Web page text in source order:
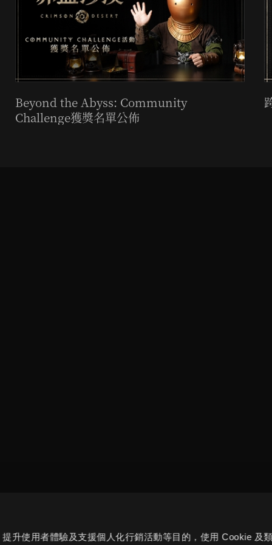
升使用者體驗及支援個人化行銷活動等目的，使用 Cookie 及
Beyond the Abyss: Community
Challenge獲獎名單公佈